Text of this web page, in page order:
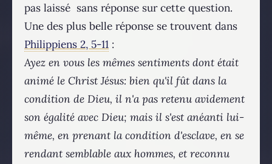
pas laissé sans réponse sur cette question.
Une des plus belle réponse se trouvent dans
Philippiens 2, 5-11 :
Ayez en vous les mêmes sentiments dont était
animé le Christ Jésus: bien qu'il fût dans la
condition de Dieu, il n'a pas retenu avidement
son égalité avec Dieu; mais il s'est anéanti lui-
même, en prenant la condition d'esclave, en se
rendant semblable aux hommes, et reconnu